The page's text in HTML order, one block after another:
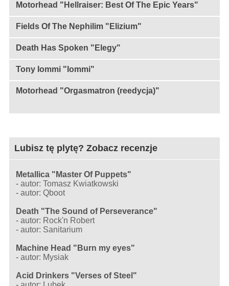
Motorhead "Hellraiser: Best Of The Epic Years"
Fields Of The Nephilim "Elizium"
Death Has Spoken "Elegy"
Tony Iommi "Iommi"
Motorhead "Orgasmatron (reedycja)"
Lubisz tę plytę? Zobacz recenzje
Metallica "Master Of Puppets"
-autor: Tomasz Kwiatkowski
-autor: Qboot
Death "The Sound of Perseverance"
-autor: Rock'n Robert
-autor: Sanitarium
Machine Head "Burn my eyes"
-autor: Mysiak
Acid Drinkers "Verses of Steel"